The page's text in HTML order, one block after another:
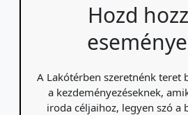
Hozd
A Lakótérben szeretnénk teret
a kezdeményezéseknek,
iroda céljaihoz, legyen szó a